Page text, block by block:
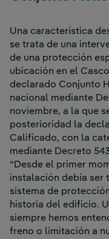
Una característica
se trata de una
de una protección
ubicación en el
declarado Conjunto
nacional mediante
noviembre, a la que
posterioridad la
Calificado, con la
mediante Decreto
“Desde el primer
instalación debía ser
sistema de
historia del edificio.
siempre hemos
freno o limitación a